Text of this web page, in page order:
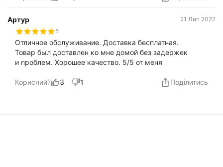
Артур
21 Лип 2022
5
Отличное обслуживание. Доставка бесплатная.
Товар был доставлен ко мне домой без задержек
и проблем. Хорошее качество. 5/5 от меня
Корисний? 3 1 Поділитись